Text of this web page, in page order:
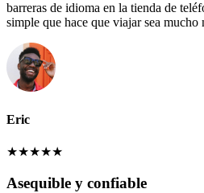
barreras de idioma en la tienda de
simple que hace que viajar sea mucho
Eric
★★★★★
Asequible y confiable